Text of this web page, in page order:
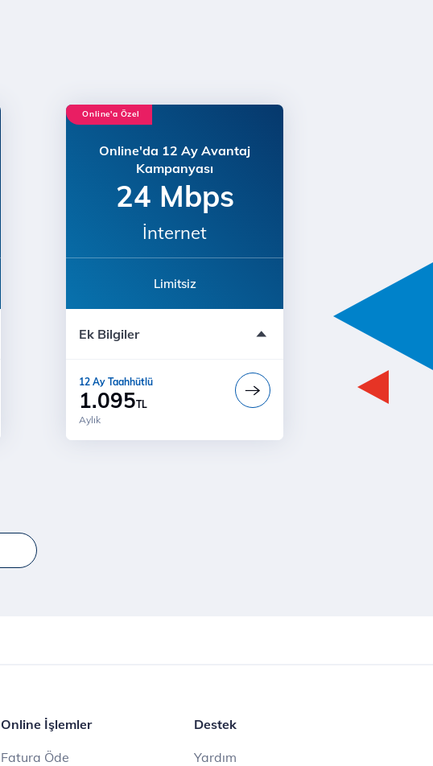
Online'a Özel
Online'da 12 Ay Avantaj
Kampanyası
24 Mbps
İnternet
Limitsiz
Ek Bilgiler
mağazalarda geçerli değildir.
Modem ücreti dahil değildir
12 Ay Taahhütlü
1.095TL
Aylık
Online İşlemler
Fatura Öde
Destek
Yardım